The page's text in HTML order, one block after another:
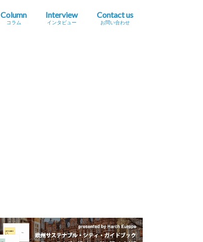
Column
コラム
Interview
インタビュー
Contact us
お問い合わせ